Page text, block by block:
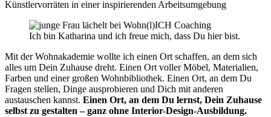
Ich bin Katharina und ich freue mich, dass Du hier bist.
Mit der Wohnakademie wollte ich einen Ort schaffen, an dem sich
alles um Dein Zuhause dreht. Einen Ort voller Möbel, Materialien,
Farben und einer großen Wohnbibliothek. Einen Ort, an dem Du
Fragen stellen, Dinge ausprobieren und Dich mit anderen
austauschen kannst. Einen Ort, an dem Du lernst, Dein Zuhause
selbst zu gestalten – ganz ohne Interior-Design-Ausbildung.